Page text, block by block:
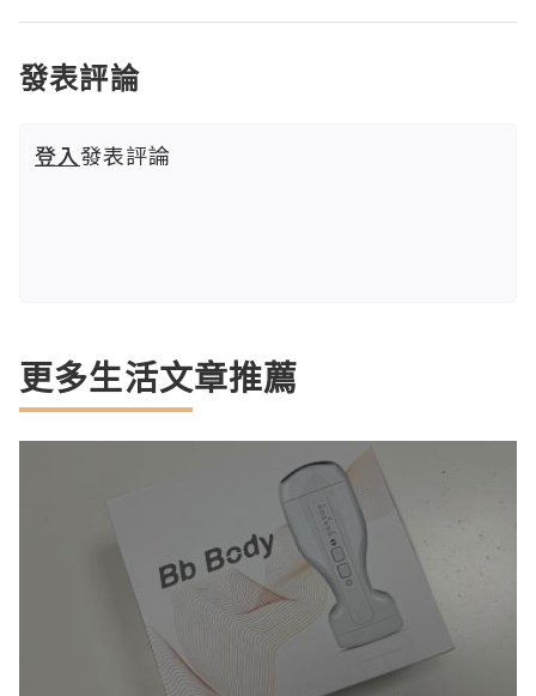
發表評論
登入發表評論
更多生活文章推薦